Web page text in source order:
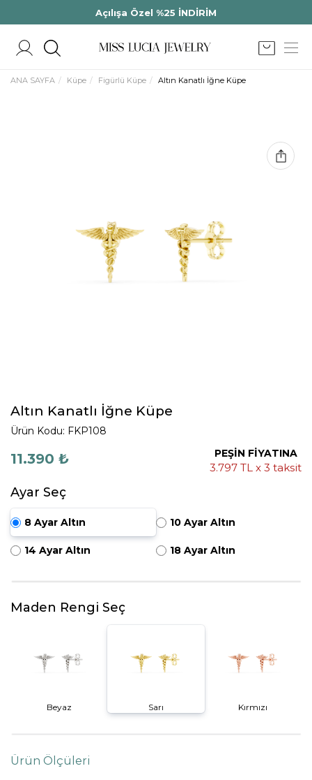
Açılışa Özel %25 İNDİRİM
ANA SAYFA Küpe Figürlü Küpe Altın Kanatlı İğne Küpe
Altın Kanatlı İğne Küpe
Ürün Kodu: FKP108
11.390 ₺ PEŞİN FİYATINA
3.797 TL x 3 taksit
Ayar Seç
8 Ayar Altın 10 Ayar Altın
14 Ayar Altın 18 Ayar Altın
Maden Rengi Seç
Beyaz Sarı Kırmızı
Ürün Ölçüleri